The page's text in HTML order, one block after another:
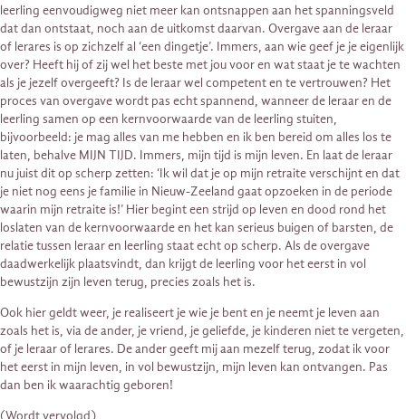
leerling eenvoudigweg niet meer kan ontsnappen aan het spanningsveld
dat dan ontstaat, noch aan de uitkomst daarvan. Overgave aan de leraar
of lerares is op zichzelf al ‘een dingetje’. Immers, aan wie geef je je eigenlijk
over? Heeft hij of zij wel het beste met jou voor en wat staat je te wachten
als je jezelf overgeeft? Is de leraar wel competent en te vertrouwen? Het
proces van overgave wordt pas echt spannend, wanneer de leraar en de
leerling samen op een kernvoorwaarde van de leerling stuiten,
bijvoorbeeld: je mag alles van me hebben en ik ben bereid om alles los te
laten, behalve MIJN TIJD. Immers, mijn tijd is mijn leven. En laat de leraar
nu juist dit op scherp zetten: ‘Ik wil dat je op mijn retraite verschijnt en dat
je niet nog eens je familie in Nieuw-Zeeland gaat opzoeken in de periode
waarin mijn retraite is!’ Hier begint een strijd op leven en dood rond het
loslaten van de kernvoorwaarde en het kan serieus buigen of barsten, de
relatie tussen leraar en leerling staat echt op scherp. Als de overgave
daadwerkelijk plaatsvindt, dan krijgt de leerling voor het eerst in vol
bewustzijn zijn leven terug, precies zoals het is.
Ook hier geldt weer, je realiseert je wie je bent en je neemt je leven aan
zoals het is, via de ander, je vriend, je geliefde, je kinderen niet te vergeten,
of je leraar of lerares. De ander geeft mij aan mezelf terug, zodat ik voor
het eerst in mijn leven, in vol bewustzijn, mijn leven kan ontvangen. Pas
dan ben ik waarachtig geboren!
(Wordt vervolgd)